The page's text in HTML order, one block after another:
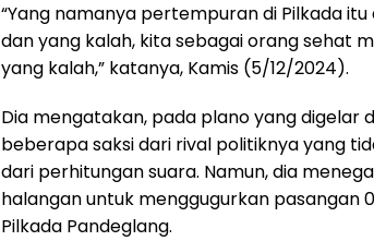
“Yang namanya pertempuran di Pilkada
dan yang kalah, kita sebagai orang sehat
yang kalah,” katanya, Kamis (5/12/2024).
Dia mengatakan, pada plano yang digelar
beberapa saksi dari rival politiknya yang
dari perhitungan suara. Namun, dia
halangan untuk menggugurkan pasangan
Pilkada Pandeglang.